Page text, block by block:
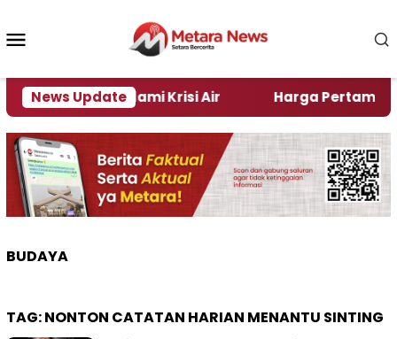
konten
News Update
di Jember Alami Krisi Air Harga Pertamax
BUDAYA
TAG:NONTON CATATAN HARIAN MENANTU SINTING